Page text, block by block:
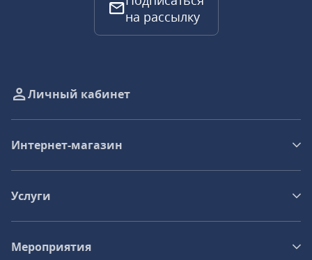
на рассылку
Личный кабинет
Интернет-магазин
Услуги
Мероприятия